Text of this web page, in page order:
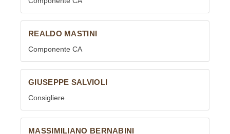
REALDO MASTINI
Componente CA
GIUSEPPE SALVIOLI
Consigliere
MASSIMILIANO BERNABINI